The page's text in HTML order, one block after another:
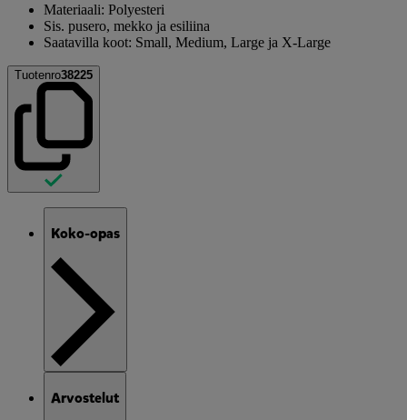
Materiaali: Polyesteri
Sis. pusero, mekko ja esiliina
Saatavilla koot: Small, Medium, Large ja X-Large
Tuotenro38225
Koko-opas
Arvostelut